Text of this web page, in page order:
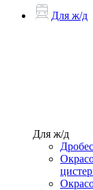
Для ж/д
Для ж/д